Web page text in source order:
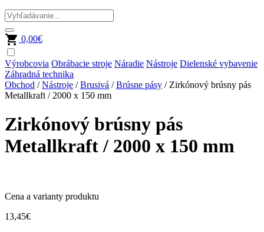
0,00€
Výrobcovia Obrábacie stroje Náradie Nástroje Dielenské vybavenie
Záhradná technika
Obchod /Nástroje /Brusivá /Brúsne pásy / Zirkónový brúsny pás
Metallkraft / 2000 x 150 mm
Zirkónový brúsny pás
Metallkraft / 2000 x 150 mm
Cena a varianty produktu
13,45€